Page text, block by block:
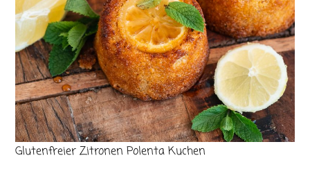
Glutenfreier Zitronen Polenta Kuchen